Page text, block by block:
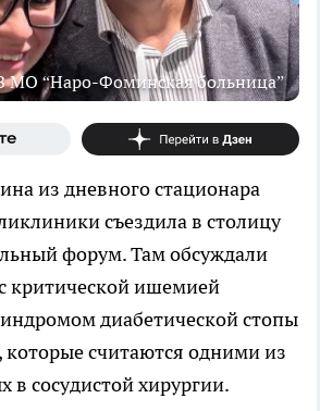
МО “Наро-Фоминская больница”
из дневного стационара
съездила в столицу
форум. Там обсуждали
критической ишемией
диабетической стопы
считаются одними из
в сосудистой хирургии.